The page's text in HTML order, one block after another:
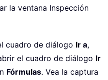
la ventana Inspección
cuadro de diálogo Ir a,
el cuadro de diálogo Ir
Fórmulas. Vea la captura